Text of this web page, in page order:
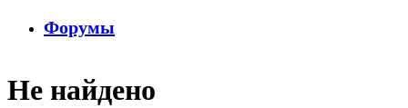
Форумы
Не найдено